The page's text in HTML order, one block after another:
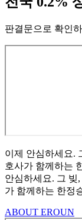
판결문으로 확인
이제 안심하세요.
호사가 함께하는
안심하세요. 그 빚
가 함께하는 한정
ABOUT EROUN